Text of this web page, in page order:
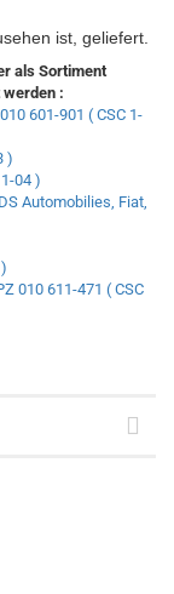
ist, geliefert.
als Sortiment
:
601-901 ( CSC 1-
)
04 )
Automobilies, Fiat,
010 611-471 ( CSC